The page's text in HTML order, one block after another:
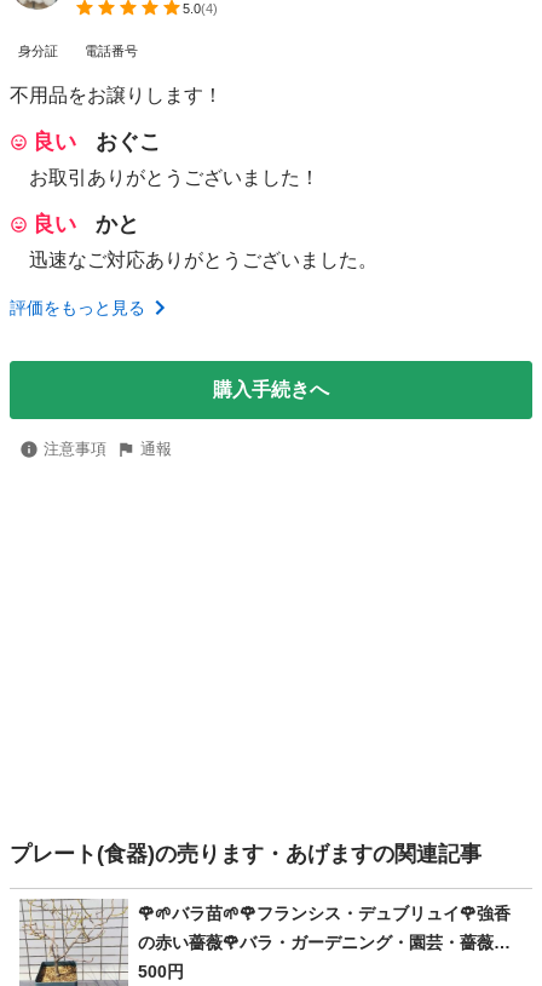
5.0(4)
身分証 電話番号
不用品をお譲りします！
良い おぐこ
お取引ありがとうございました！
良い かと
迅速なご対応ありがとうございました。
評価をもっと見る
購入手続きへ
注意事項 通報
プレート(食器)の売ります・あげますの関連記事
🌹🌱バラ苗🌱🌹フランシス・デュブリュイ🌹強香
の赤い薔薇🌹バラ・ガーデニング・園芸・薔薇・
ばら・ばら苗・苗・花・植物
500円